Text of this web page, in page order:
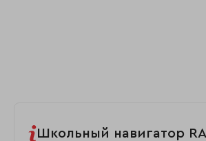
Школьный навигатор